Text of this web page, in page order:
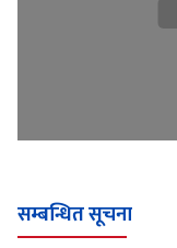
सम्बन्धित सूचना